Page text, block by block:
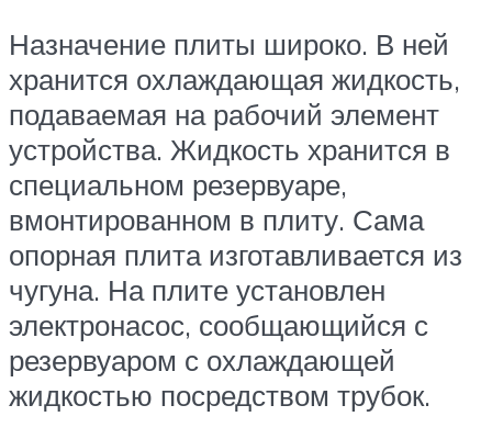
Назначение плиты широко. В ней
хранится охлаждающая жидкость,
подаваемая на рабочий элемент
устройства. Жидкость хранится в
специальном резервуаре,
вмонтированном в плиту. Сама
опорная плита изготавливается из
чугуна. На плите установлен
электронасос, сообщающийся с
резервуаром с охлаждающей
жидкостью посредством трубок.